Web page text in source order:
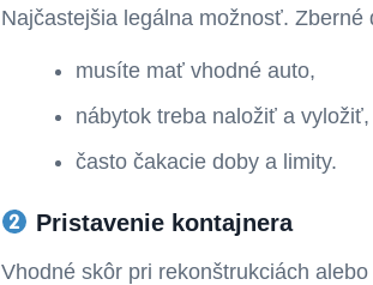
Najčastejšia legálna možnosť.
musíte mať vhodné auto,
nábytok treba naložiť a vyložiť,
často čakacie doby a limity.
Pristavenie kontajnera
Vhodné skôr pri rekonštrukciách